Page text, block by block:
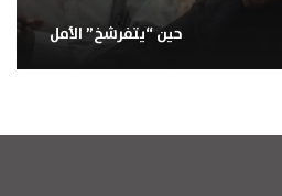
حين “يتفرشخ” الأمل